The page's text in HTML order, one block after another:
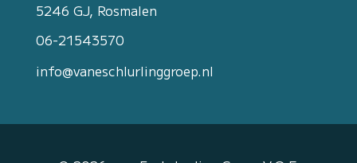
5246 GJ, Rosmalen
06-21543570
info@vaneschlurlinggroep.nl